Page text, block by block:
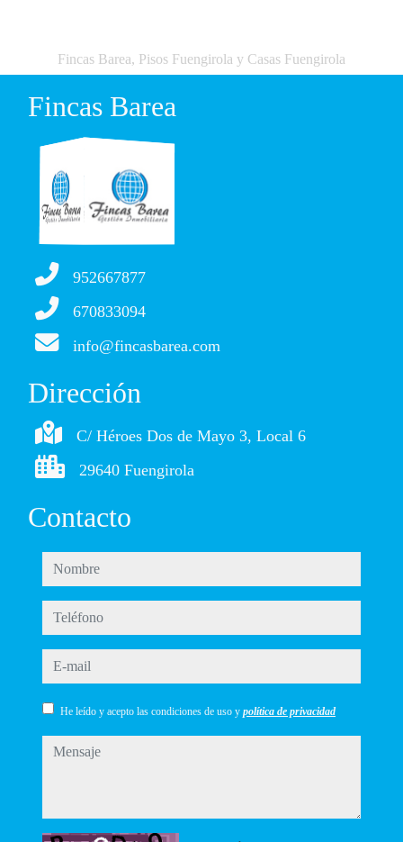
Fincas Barea, Pisos Fuengirola y Casas Fuengirola
Fincas Barea
952667877
670833094
info@fincasbarea.com
Dirección
C/ Héroes Dos de Mayo 3, Local 6
29640 Fuengirola
Contacto
nombre
teléfono
e-mail
He leído y acepto las condiciones de uso y política de privacidad
mensaje